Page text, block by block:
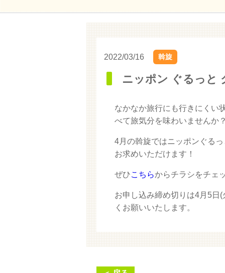
2022/03/16 斡旋
ニッポン ぐるっと
なかなか旅行にも行きにくい
べて旅気分を味わいませんか
4月の斡旋ではニッポンぐる
お求めいただけます！
ぜひこちらからチラシをチェ
お申し込み締め切りは4月5日
くお願いいたします。